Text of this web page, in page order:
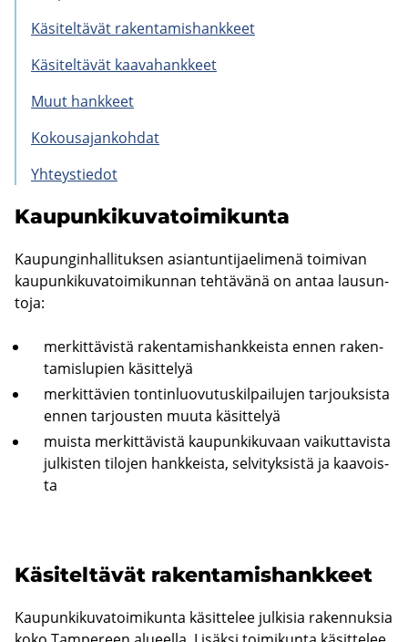
Kä­si­tel­tä­vät ra­ken­ta­mis­hank­keet
Kä­si­tel­tä­vät kaa­va­hank­keet
Muut hank­keet
Ko­kousa­jan­koh­dat
Yh­teys­tie­dot
Kau­pun­ki­ku­va­toi­mi­kun­ta
Kau­pun­gin­hal­li­tuk­sen asian­tun­ti­jae­li­me­nä toi­mi­van
kau­pun­ki­ku­va­toi­mi­kun­nan teh­tä­vä­nä on antaa lausun­
to­ja:
mer­kit­tä­vis­tä ra­ken­ta­mis­hank­keis­ta ennen ra­ken­
ta­mis­lu­pien kä­sit­te­lyä
mer­kit­tä­vien ton­tin­luo­vu­tus­kil­pai­lu­jen tar­jouk­sis­ta
ennen tar­jous­ten muuta kä­sit­te­lyä
muis­ta mer­kit­tä­vis­tä kau­pun­ki­ku­vaan vai­kut­ta­vis­ta
jul­kis­ten ti­lo­jen hank­keis­ta, sel­vi­tyk­sis­tä ja kaa­vois­
ta
Kä­si­tel­tä­vät ra­ken­ta­mis­hank­keet
Kau­pun­ki­ku­va­toi­mi­kun­ta kä­sit­te­lee jul­ki­sia ra­ken­nuk­sia